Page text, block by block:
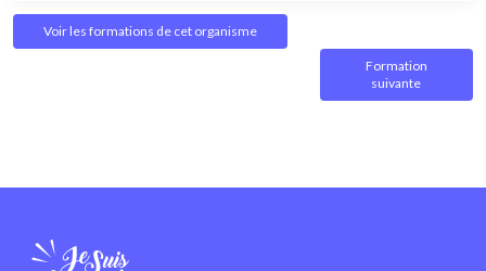
Voir les formations de cet organisme
Formation
suivante